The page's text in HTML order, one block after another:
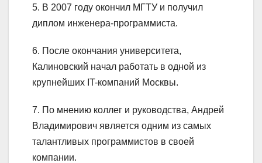
5. В 2007 году окончил МГТУ и получил
диплом инженера-программиста.
6. После окончания университета,
Калиновский начал работать в одной из
крупнейших IT-компаний Москвы.
7. По мнению коллег и руководства, Андрей
Владимирович является одним из самых
талантливых программистов в своей
компании.